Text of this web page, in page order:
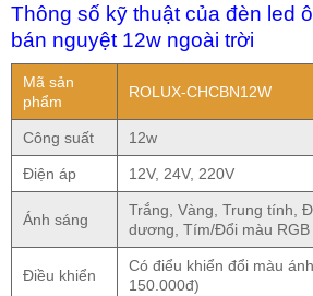
Thông số kỹ thuật của đèn led
bán nguyệt 12w ngoài trời
Mã sản
phẩm
ROLUX-CHCBN12W
Công suất 12w
Điện áp 12V, 24V, 220V
Ánh sáng
Trắng, Vàng, Trung tính,
dương, Tím/Đổi màu RGB
Điều khiển
Có điểu khiển đổi màu
150.000đ)